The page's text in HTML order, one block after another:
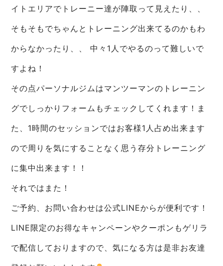
イトエリアでトレーニー達が陣取って見えたり、、
そもそもでちゃんとトレーニング出来てるのかもわ
からなかったり、、 中々1人でやるのって難しいで
すよね！
その点パーソナルジムはマンツーマンのトレーニン
グでしっかりフォームもチェックしてくれます！ま
た、1時間のセッションではお客様1人占め出来ます
ので周りを気にすることなく思う存分トレーニング
に集中出来ます！！
それではまた！
ご予約、お問い合わせは公式LINEからが便利です！
LINE限定のお得なキャンペーンやクーポンもゲリラ
で配信しておりますので、気になる方は是非お友達